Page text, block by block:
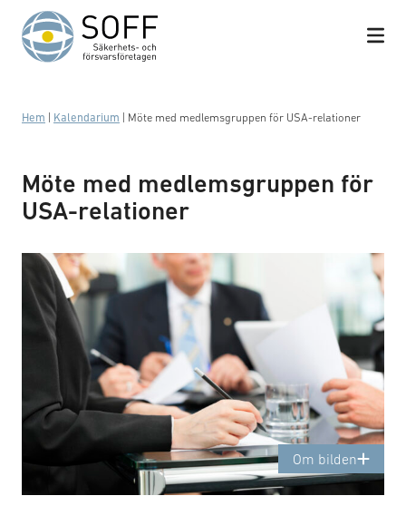
Hoppa till innehåll
Hem Kalendarium Möte med medlemsgruppen för USA-relationer
Möte med medlemsgruppen för
USA-relationer
Om bilden
Business meeting with work on contract